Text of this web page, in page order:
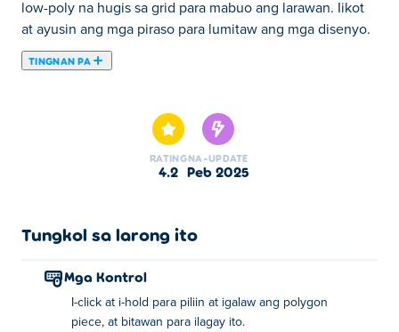
low-poly na hugis sa grid para mabuo ang larawan. Iikot
at ayusin ang mga piraso para lumitaw ang mga disenyo.
TINGNAN PA
gamit ang mga makukulay na polygon! I-drag at i-drop
ang bawat piraso ng polygon sa tamang lugar nito upang
makumpleto ang likhang sining. Magsimula sa mga
prutas, hayop, at higit pa. Mag-relax, magsaya, at
kumplikado ang mga puzzle. Handa ka na bang
patunayan na ikaw ang tunay na Polygon Master?
RATING
4.2
NA-UPDATE
Peb 2025
Tungkol sa larong ito
Mga Kontrol
I-click at i-hold para piliin at igalaw ang polygon
piece, at bitawan para ilagay ito.